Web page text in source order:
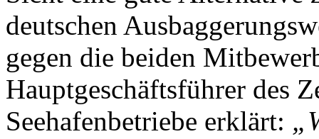
deutschen
gegen die beiden
Hauptgeschäftsführer des
Seehafenbetriebe erklärt: